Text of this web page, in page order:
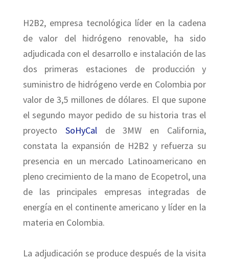
H2B2, empresa tecnológica líder en la cadena
de valor del hidrógeno renovable, ha sido
adjudicada con el desarrollo e instalación de las
dos primeras estaciones de producción y
suministro de hidrógeno verde en Colombia por
valor de 3,5 millones de dólares. El que supone
el segundo mayor pedido de su historia tras el
proyecto SoHyCalde 3MW en California,
constata la expansión de H2B2 y refuerza su
presencia en un mercado Latinoamericano en
pleno crecimiento de la mano de Ecopetrol, una
de las principales empresas integradas de
energía en el continente americano y líder en la
materia en Colombia.
La adjudicación se produce después de la visita